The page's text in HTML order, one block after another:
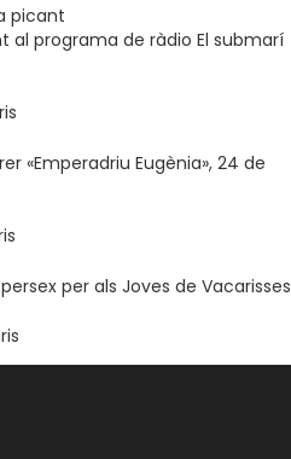
al programa de ràdio El submarí
«Emperadriu Eugènia», 24 de
per als Joves de Vacarisses